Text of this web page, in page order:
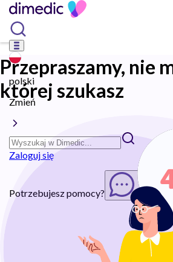
polski
Zmień
Zaloguj się
Potrzebujesz pomocy?
Przepraszamy, nie
której szukasz